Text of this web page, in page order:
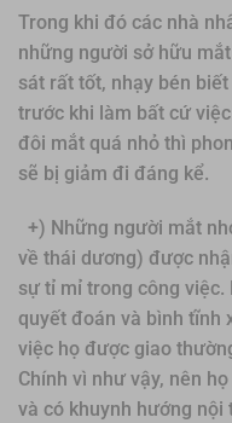
Trong khi đó các nhà
những người sở hữu
sát rất tốt, nhạy bén
trước khi làm bất cứ
đôi mắt quá nhỏ thì
sẽ bị giảm đi đáng kể.
+) Những người mắt
về thái dương) được
sự tỉ mỉ trong công việc.
quyết đoán và bình tĩnh
việc họ được giao
Chính vì như vậy, nên
và có khuynh hướng